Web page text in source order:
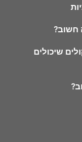
חשוב?
שיכולים